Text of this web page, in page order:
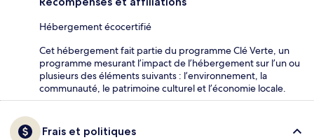
Hébergement écocertifié
Cet hébergement fait partie du programme Clé Verte, un
programme mesurant l’impact de l’hébergement sur l’un ou
plusieurs des éléments suivants : l’environnement, la
communauté, le patrimoine culturel et l’économie locale.
Frais et politiques